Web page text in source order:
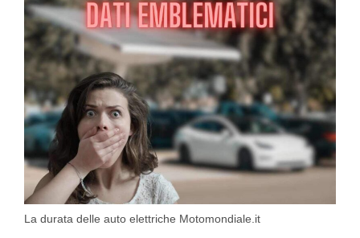
La durata delle auto elettriche Motomondiale.it